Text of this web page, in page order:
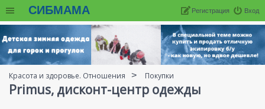
СИБМАМА Вход
Регистрация
Красота и здоровье. Отношения Покупки
Primus, дисконт-центр одежды